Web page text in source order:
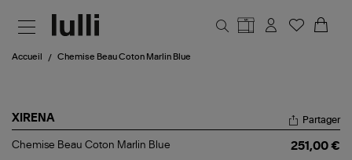
Accueil Chemise Beau Coton Marlin Blue
XIRENA
Chemise
Partager
Chemise Beau Coton Marlin Blue 251,00 €